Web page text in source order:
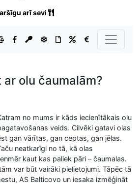
arī sevi
ar olu čaumalām?
no mums ir kāds iecienītākais olu
veids. Cilvēki gatavi olas
gan vārītas, gan ceptas, gan jēlas.
neatkarīgi no tā, kā olas
kaut kas paliek pāri – čaumalas.
var būt vairāki pielietojumi. Tāpēc tā
AS Balticovo un iesaka izmēģināt